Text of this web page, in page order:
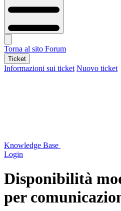
Torna al sito Forum
Ticket
Informazioni sui ticket Nuovo ticket
Knowledge Base
Login
Disponibilità
per